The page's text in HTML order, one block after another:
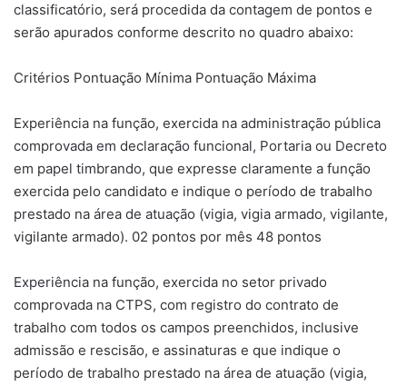
classificatório, será procedida da contagem de pontos e
serão apurados conforme descrito no quadro abaixo:
Critérios Pontuação Mínima Pontuação Máxima
Experiência na função, exercida na administração pública
comprovada em declaração funcional, Portaria ou Decreto
em papel timbrando, que expresse claramente a função
exercida pelo candidato e indique o período de trabalho
prestado na área de atuação (vigia, vigia armado, vigilante,
vigilante armado). 02 pontos por mês 48 pontos
Experiência na função, exercida no setor privado
comprovada na CTPS, com registro do contrato de
trabalho com todos os campos preenchidos, inclusive
admissão e rescisão, e assinaturas e que indique o
período de trabalho prestado na área de atuação (vigia,